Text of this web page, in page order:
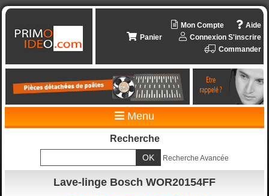
Aide
Mon Compte
Connexion S'inscrire
Panier
Commander
Menu
Recherche
Recherche Avancée
Lave-linge Bosch WOR20154FF